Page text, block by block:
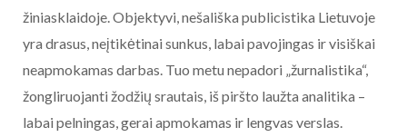
žiniasklaidoje. Objektyvi, nešališka publicistika Lietuvoje
yra drasus, neįtikėtinai sunkus, labai pavojingas ir visiškai
neapmokamas darbas. Tuo metu nepadori „žurnalistika“,
žongliruojanti žodžių srautais, iš piršto laužta analitika –
labai pelningas, gerai apmokamas ir lengvas verslas.